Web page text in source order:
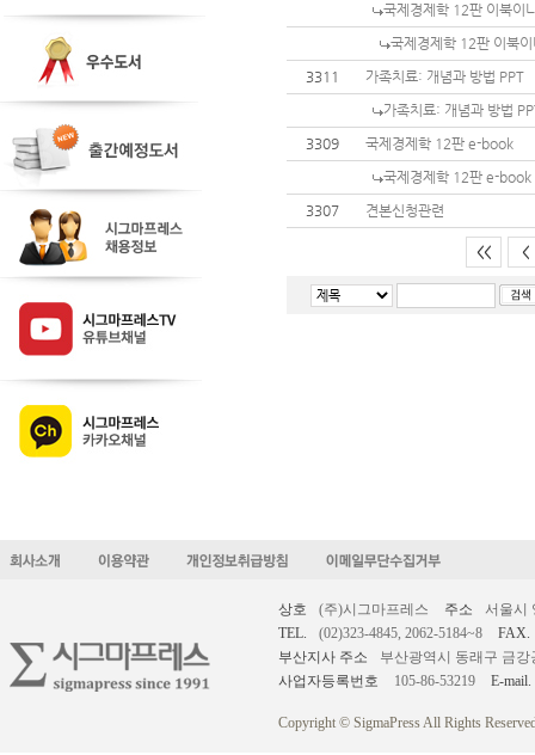
국제경제학 12판 이북이
국제경제학 12판 이북
3311
가족치료: 개념과 방법 PPT
가족치료: 개념과 방법
3309
국제경제학 12판 e-book
국제경제학 12판 e-book
3307
견본신청관련
<< <
상호 (주)시그마프레스 주소
서울시
TEL.
(02)323-4845, 2062-5184~8
FAX.
부산지사 주소
부산광역시 동래구 금강
사업자등록번호
105-86-53219 E-mail.
Copyright © SigmaPress All Rights